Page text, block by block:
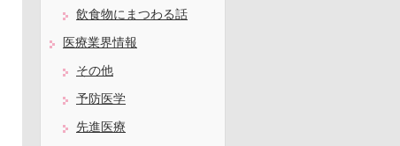
飲食物にまつわる話
医療業界情報
その他
予防医学
先進医療